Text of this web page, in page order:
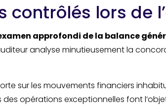
contrôlés lors de
approfondi de la balance
analyse minutieusement la
sur les mouvements financiers
opérations exceptionnelles font